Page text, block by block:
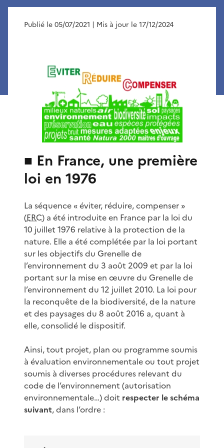
Publié le 05/07/2021 | Mis à jour le 17/12/2024
■ En France, une première
loi en 1976
La séquence « éviter, réduire, compenser »
(ERC) a été introduite en France par la loi du
10 juillet 1976 relative à la protection de la
nature. Elle a été complétée par la loi portant
sur les objectifs du Grenelle de
l’environnement du 3 août 2009 et par la loi
portant sur la mise en œuvre du Grenelle de
l’environnement du 12 juillet 2010. La loi pour
la reconquête de la biodiversité, de la nature
et des paysages du 8 août 2016 a, quant à
elle, consolidé le dispositif.
Ainsi, tout projet, plan ou programme soumis
à évaluation environnementale ou tout projet
soumis à diverses procédures relevant du
code de l’environnement (autorisation
environnementale…) doit respecter le schéma
suivant, dans l’ordre :